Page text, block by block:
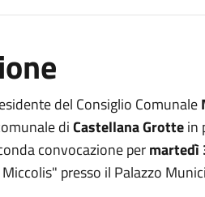
del Consiglio Comunale
diCastellana Grottein
convocazione permartedì
presso il Palazzo